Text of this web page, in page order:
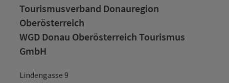
Tourismusverband Donauregion
Oberösterreich
WGD Donau Oberösterreich Tourismus
GmbH
Lindengasse 9